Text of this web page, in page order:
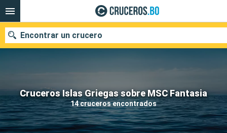
Cruceros Islas Griegas sobre MSC Fantasia
14 cruceros encontrados
Encontrar un crucero
Nuestros destinos
Fecha de salida